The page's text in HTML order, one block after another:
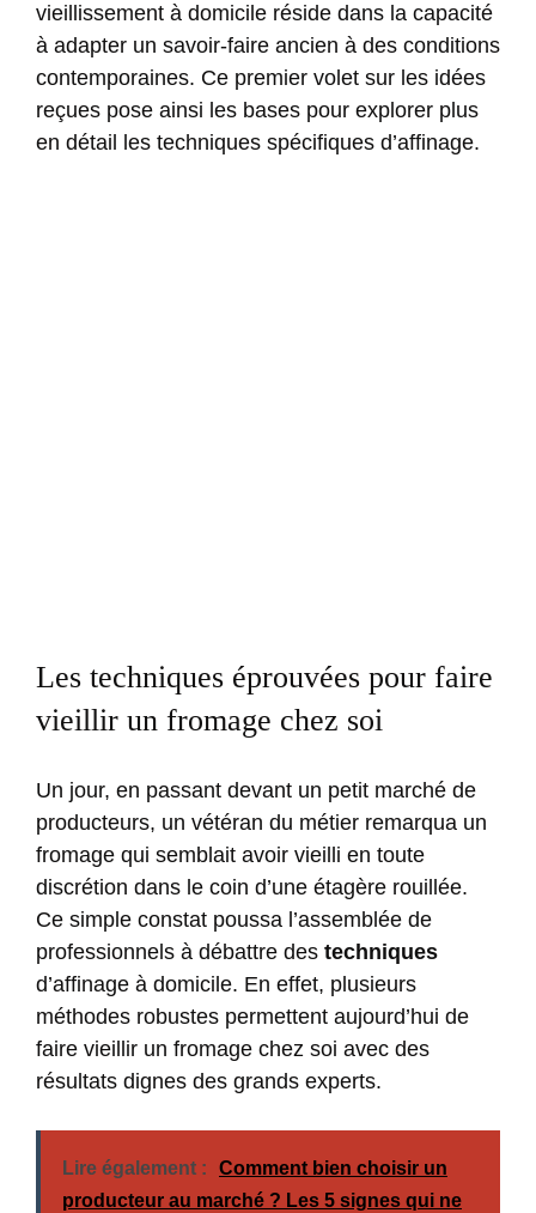
vieillissement à domicile réside dans la capacité
à adapter un savoir-faire ancien à des conditions
contemporaines. Ce premier volet sur les idées
reçues pose ainsi les bases pour explorer plus
en détail les techniques spécifiques d’affinage.
Les techniques éprouvées pour faire
vieillir un fromage chez soi
Un jour, en passant devant un petit marché de
producteurs, un vétéran du métier remarqua un
fromage qui semblait avoir vieilli en toute
discrétion dans le coin d’une étagère rouillée.
Ce simple constat poussa l’assemblée de
professionnels à débattre des techniques
d’affinage à domicile. En effet, plusieurs
méthodes robustes permettent aujourd’hui de
faire vieillir un fromage chez soi avec des
résultats dignes des grands experts.
Lire également :
Comment bien choisir un
producteur au marché ? Les 5 signes qui ne